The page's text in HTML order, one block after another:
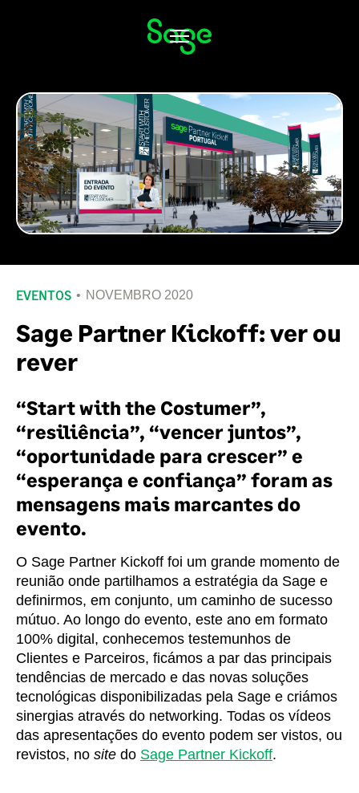
Alternar
navegação
EVENTOS NOVEMBRO 2020
Sage Partner Kickoff: ver ou
rever
“Start with the Costumer”,
“resiliência”, “vencer juntos”,
“oportunidade para crescer” e
“esperança e confiança” foram as
mensagens mais marcantes do
evento.
O Sage Partner Kickoff foi um grande momento de
reunião onde partilhamos a estratégia da Sage e
definirmos, em conjunto, um caminho de sucesso
mútuo. Ao longo do evento, este ano em formato
100% digital, conhecemos testemunhos de
Clientes e Parceiros, ficámos a par das principais
tendências de mercado e das novas soluções
tecnológicas disponibilizadas pela Sage e criámos
sinergias através do networking. Todas os vídeos
das apresentações do evento podem ser vistos, ou
revistos, no site do Sage Partner Kickoff.